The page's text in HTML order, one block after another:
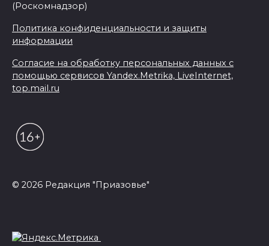
(Роскомнадзор)
Политика конфиденциальности и защиты
информации
Согласие на обработку персональных данных с
помощью сервисов Yandex.Metrika, LiveInternet,
top.mail.ru
© 2026 Редакция "Приазовье"